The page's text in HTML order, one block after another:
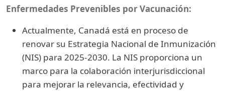
Enfermedades Prevenibles por Vacunación:
Actualmente, Canadá está en proceso de
renovar su Estrategia Nacional de Inmunización
(NIS) para 2025-2030. La NIS proporciona un
marco para la colaboración interjurisdiccional
para mejorar la relevancia, efectividad y